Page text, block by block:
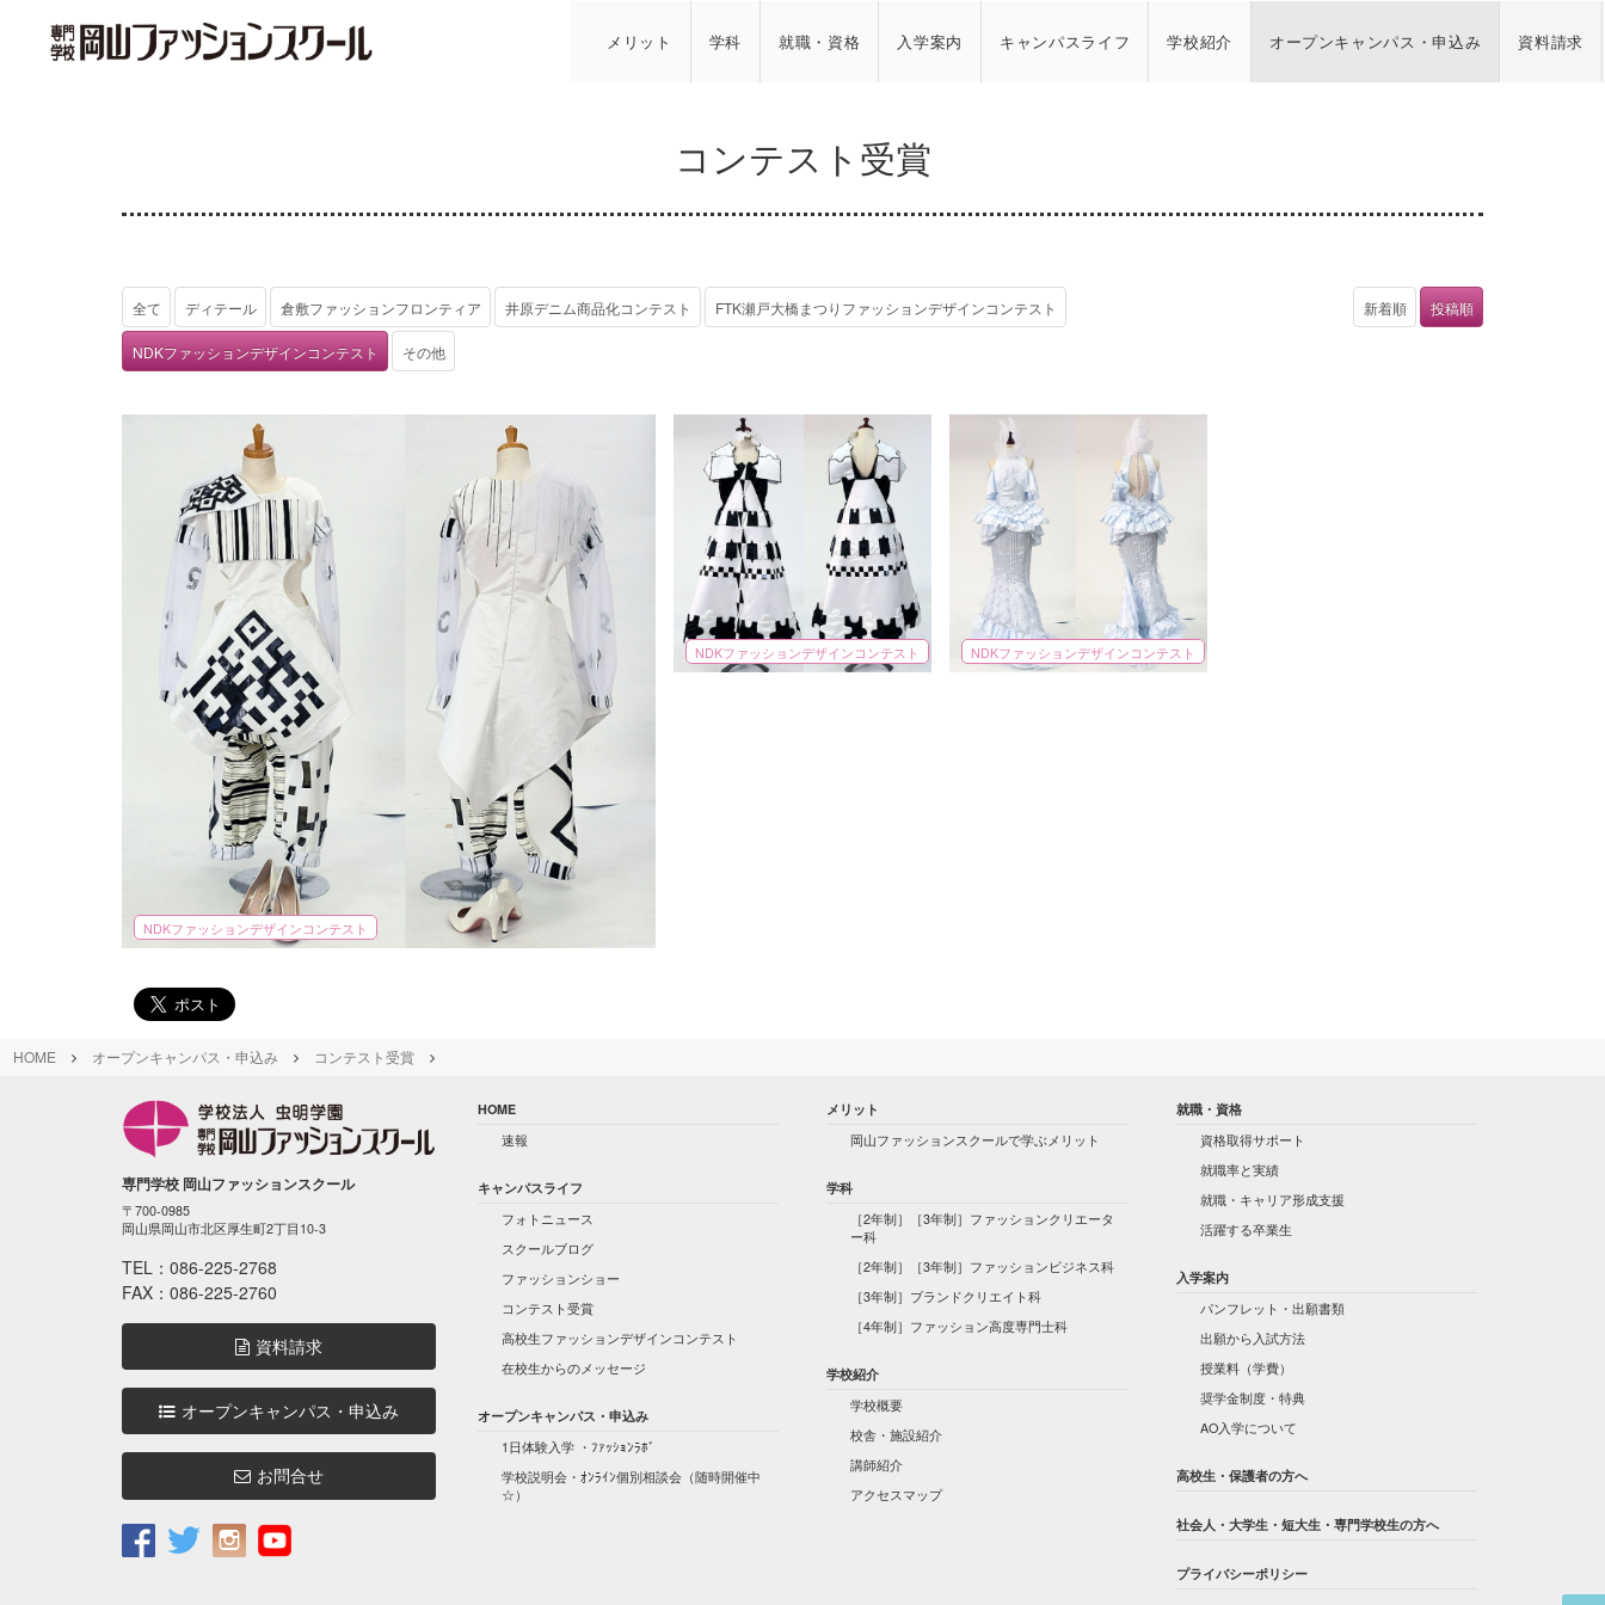
メリット 学科 就職・資格 入学案内 キャンパスライフ 学校紹介 オープンキャンパス・申込み 資料請求
コンテスト受賞
全て ディテール 倉敷ファッションフロンティア 井原デニム商品化コンテスト FTK瀬戸大橋まつりファッションデザインコンテスト
NDKファッションデザインコンテスト その他
新着順 投稿順
NDKファッションデザインコンテスト
NDKファッションデザインコンテスト NDKファッションデザインコンテスト
HOME オープンキャンパス・申込み コンテスト受賞
専門学校 岡山ファッションスクール
〒700-0985
岡山県岡山市北区厚生町2丁目10-3
TEL： 086-225-2768
FAX：086-225-2760
資料請求
オープンキャンパス・申込み
お問合せ
HOME
速報
キャンパスライフ
フォトニュース
スクールブログ
ファッションショー
コンテスト受賞
高校生ファッションデザインコンテスト
在校生からのメッセージ
オープンキャンパス・申込み
1日体験入学 ・ﾌｧｯｼｮﾝﾗﾎﾞ
学校説明会・ｵﾝﾗｲﾝ個別相談会（随時開催中
☆）
メリット
岡山ファッションスクールで学ぶメリット
学科
［2年制］［3年制］ファッションクリエータ
ー科
［2年制］［3年制］ファッションビジネス科
［3年制］ブランドクリエイト科
［4年制］ファッション高度専門士科
学校紹介
学校概要
校舎・施設紹介
講師紹介
アクセスマップ
就職・資格
資格取得サポート
就職率と実績
就職・キャリア形成支援
活躍する卒業生
入学案内
パンフレット・出願書類
出願から入試方法
授業料（学費）
奨学金制度・特典
AO入学について
高校生・保護者の方へ
社会人・大学生・短大生・専門学校生の方へ
プライバシーポリシー